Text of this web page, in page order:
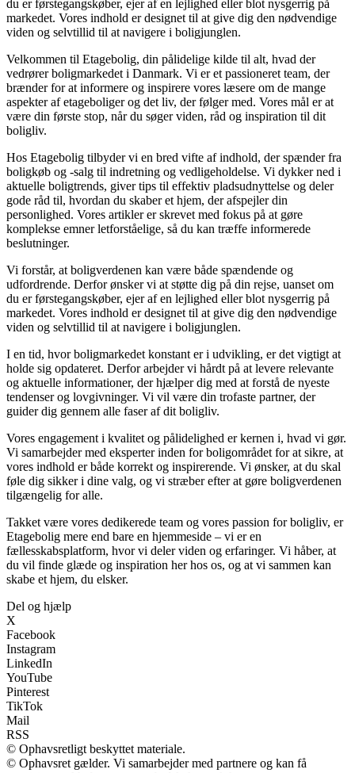
du er førstegangskøber, ejer af en lejlighed eller blot nysgerrig på
markedet. Vores indhold er designet til at give dig den nødvendige
viden og selvtillid til at navigere i boligjunglen.
Velkommen til Etagebolig, din pålidelige kilde til alt, hvad der
vedrører boligmarkedet i Danmark. Vi er et passioneret team, der
brænder for at informere og inspirere vores læsere om de mange
aspekter af etageboliger og det liv, der følger med. Vores mål er at
være din første stop, når du søger viden, råd og inspiration til dit
boligliv.
Hos Etagebolig tilbyder vi en bred vifte af indhold, der spænder fra
boligkøb og -salg til indretning og vedligeholdelse. Vi dykker ned i
aktuelle boligtrends, giver tips til effektiv pladsudnyttelse og deler
gode råd til, hvordan du skaber et hjem, der afspejler din
personlighed. Vores artikler er skrevet med fokus på at gøre
komplekse emner letforståelige, så du kan træffe informerede
beslutninger.
Vi forstår, at boligverdenen kan være både spændende og
udfordrende. Derfor ønsker vi at støtte dig på din rejse, uanset om
du er førstegangskøber, ejer af en lejlighed eller blot nysgerrig på
markedet. Vores indhold er designet til at give dig den nødvendige
viden og selvtillid til at navigere i boligjunglen.
I en tid, hvor boligmarkedet konstant er i udvikling, er det vigtigt at
holde sig opdateret. Derfor arbejder vi hårdt på at levere relevante
og aktuelle informationer, der hjælper dig med at forstå de nyeste
tendenser og lovgivninger. Vi vil være din trofaste partner, der
guider dig gennem alle faser af dit boligliv.
Vores engagement i kvalitet og pålidelighed er kernen i, hvad vi gør.
Vi samarbejder med eksperter inden for boligområdet for at sikre, at
vores indhold er både korrekt og inspirerende. Vi ønsker, at du skal
føle dig sikker i dine valg, og vi stræber efter at gøre boligverdenen
tilgængelig for alle.
Takket være vores dedikerede team og vores passion for boligliv, er
Etagebolig mere end bare en hjemmeside – vi er en
fællesskabsplatform, hvor vi deler viden og erfaringer. Vi håber, at
du vil finde glæde og inspiration her hos os, og at vi sammen kan
skabe et hjem, du elsker.
Del og hjælp
X
Facebook
Instagram
LinkedIn
YouTube
Pinterest
TikTok
Mail
RSS
© Ophavsretligt beskyttet materiale.
© Ophavsret gælder. Vi samarbejder med partnere og kan få